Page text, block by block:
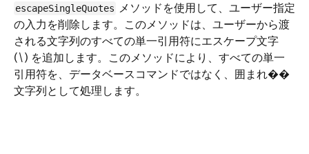
escapeSingleQuotes メソッドを使用して、ユーザー指定
の入力を削除します。このメソッドは、ユーザーから渡
される文字列のすべての単一引用符にエスケープ文字
(\) を追加します。このメソッドにより、すべての単一
引用符を、データベースコマンドではなく、囲まれ��
文字列として処理します。